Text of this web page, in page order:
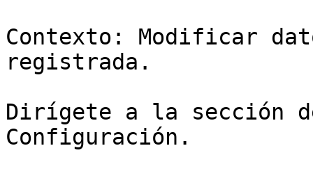
Contexto: Modificar
registrada.
Dirígete a la sección
Configuración.